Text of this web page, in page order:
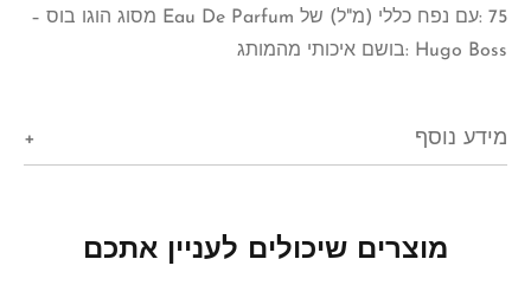
75 :עם נפח כללי (מ"ל) של Eau De Parfum מסוג הוגו בוס –
Hugo Boss :בושם איכותי מהמותג
מידע נוסף
מוצרים שיכולים לעניין אתכם